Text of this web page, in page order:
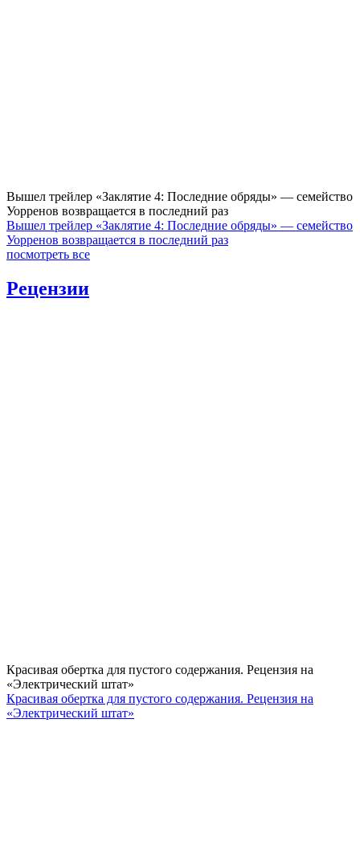
Вышел трейлер «Заклятие 4: Последние обряды» — семейство
Уорренов возвращается в последний раз
Вышел трейлер «Заклятие 4: Последние обряды» — семейство
Уорренов возвращается в последний раз
посмотреть все
Рецензии
Красивая обертка для пустого содержания. Рецензия на
«Электрический штат»
Красивая обертка для пустого содержания. Рецензия на
«Электрический штат»